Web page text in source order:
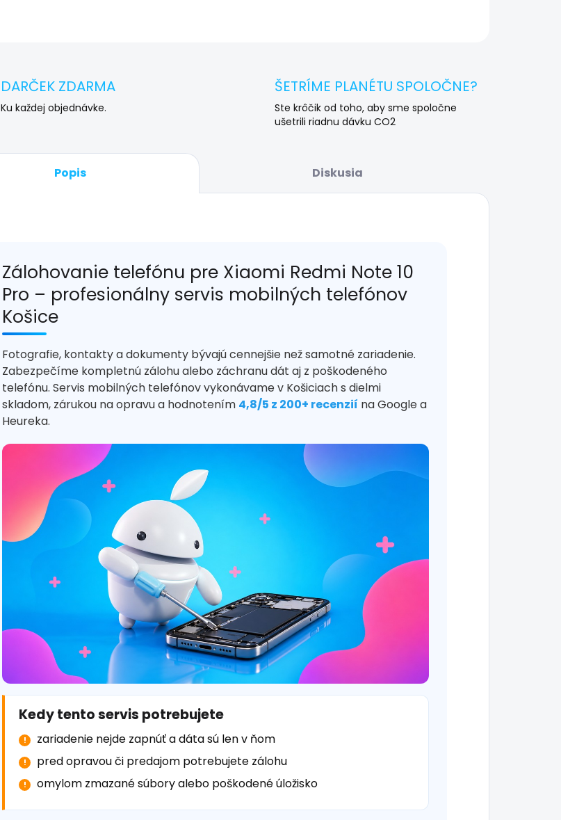
DARČEK ZDARMA
Ku každej objednávke.
ŠETRÍME PLANÉTU SPOLOČNE?
Ste krôčik od toho, aby sme spoločne
ušetrili riadnu dávku CO2
Popis Diskusia
Zálohovanie telefónu pre Xiaomi Redmi Note 10
Pro – profesionálny servis mobilných telefónov
Košice
Fotografie, kontakty a dokumenty bývajú cennejšie než samotné zariadenie.
Zabezpečíme kompletnú zálohu alebo záchranu dát aj z poškodeného
telefónu. Servis mobilných telefónov vykonávame v Košiciach s dielmi
skladom, zárukou na opravu a hodnotením 4,8/5 z 200+ recenzií na Google a
Heureka.
Kedy tento servis potrebujete
zariadenie nejde zapnúť a dáta sú len v ňom
pred opravou či predajom potrebujete zálohu
omylom zmazané súbory alebo poškodené úložisko